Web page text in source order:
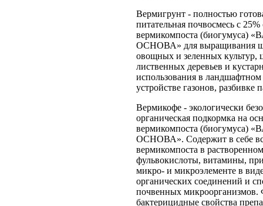
Вермигрунт - полностью
питательная почвосмесь с
вермикомпоста
ОСНОВА» для выращивания
овощных и зеленных культур,
лиственных деревьев и
использования в
устройстве газонов, разбивке
Вермикофе - экологически
органическая подкормка на
вермикомпоста
ОСНОВА». Содержит в себе
вермикомпоста в
фульвокислоты, витамины,
микро- и микроэлементе в
органических соединений и
почвенных
бактерицидные свойства